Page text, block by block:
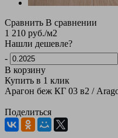
Сравнить В сравнении
1 210 руб./м2
Нашли дешевле?
-
В корзину
Купить в 1 клик
Арагон беж КГ 03 в2 /
Поделиться